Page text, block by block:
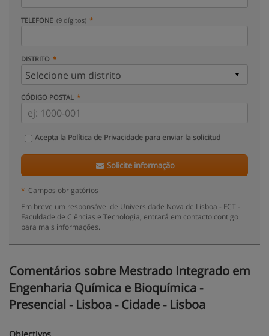
TELEFONE (9 dígitos)
DISTRITO
CÓDIGO POSTAL
Acepta la Política de Privacidade para enviar la solicitud
Solicite informação
* Campos obrigatórios
Em breve um responsável de Universidade Nova de Lisboa - FCT -
Faculdade de Ciências e Tecnologia, entrará em contacto contigo
para mais informações.
Comentários sobre Mestrado Integrado em
Engenharia Química e Bioquímica -
Presencial - Lisboa - Cidade - Lisboa